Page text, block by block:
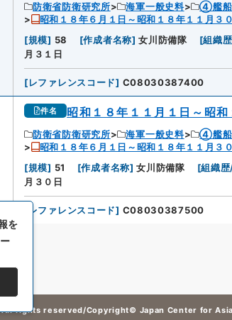
防衛省防衛研究所 海軍一般史料 ④艦船
昭和１８年６月１日～昭和１８年１１月
[規模] 58 [作成者名称] 女川防備隊 [組織
月３１日
[レファレンスコード] C08030387400
件名 昭和１８年１１月１日～昭
防衛省防衛研究所 海軍一般史料 ④艦船
昭和１８年６月１日～昭和１８年１１月
[規模] 51 [作成者名称] 女川防備隊 [組織
月３０日
レファレンスコード] C08030387500
All rights reserved/Copyright© Japan Center for
を